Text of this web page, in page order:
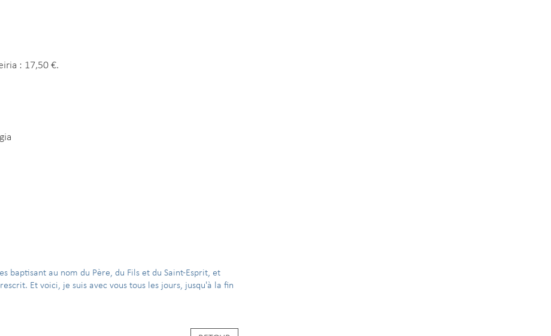
: 17,50 €.
baptisant au nom du Père, du Fils et du Saint-Esprit, et
Et voici, je suis avec vous tous les jours, jusqu'à la fin